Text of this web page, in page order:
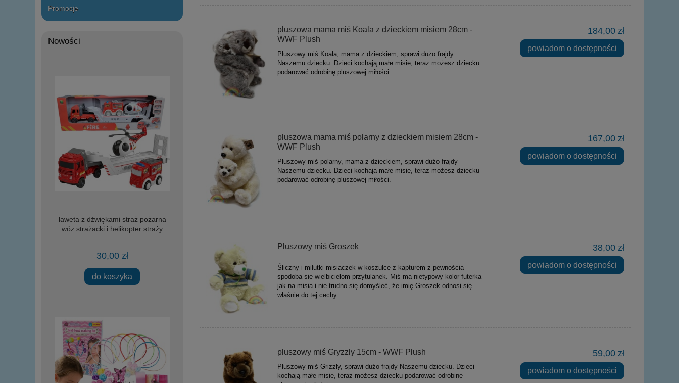
Promocje
Nowości
laweta z dźwiękami straż pożarna
wóz strażacki i helikopter straży
30,00 zł
do koszyka
pluszowa mama miś Koala z dzieckiem misiem 28cm -
WWF Plush
Pluszowy miś Koala, mama z dzieckiem, sprawi dużo frajdy
Naszemu dziecku. Dzieci kochają małe misie, teraz możesz dziecku
podarować odrobinę pluszowej miłości.
184,00 zł
powiadom o dostępności
pluszowa mama miś polarny z dzieckiem misiem 28cm -
WWF Plush
Pluszowy miś polarny, mama z dzieckiem, sprawi dużo frajdy
Naszemu dziecku. Dzieci kochają małe misie, teraz możesz dziecku
podarować odrobinę pluszowej miłości.
167,00 zł
powiadom o dostępności
Pluszowy miś Groszek
Śliczny i milutki misiaczek w koszulce z kapturem z pewnością
spodoba się wielbicielom przytulanek. Miś ma nietypowy kolor futerka
jak na misia i nie trudno się domyśleć, że imię Groszek odnosi się
właśnie do tej cechy.
38,00 zł
powiadom o dostępności
pluszowy miś Gryzzly 15cm - WWF Plush
Pluszowy miś Grizzly, sprawi dużo frajdy Naszemu dziecku. Dzieci
kochają małe misie, teraz możesz dziecku podarować odrobinę
59,00 zł
powiadom o dostępności